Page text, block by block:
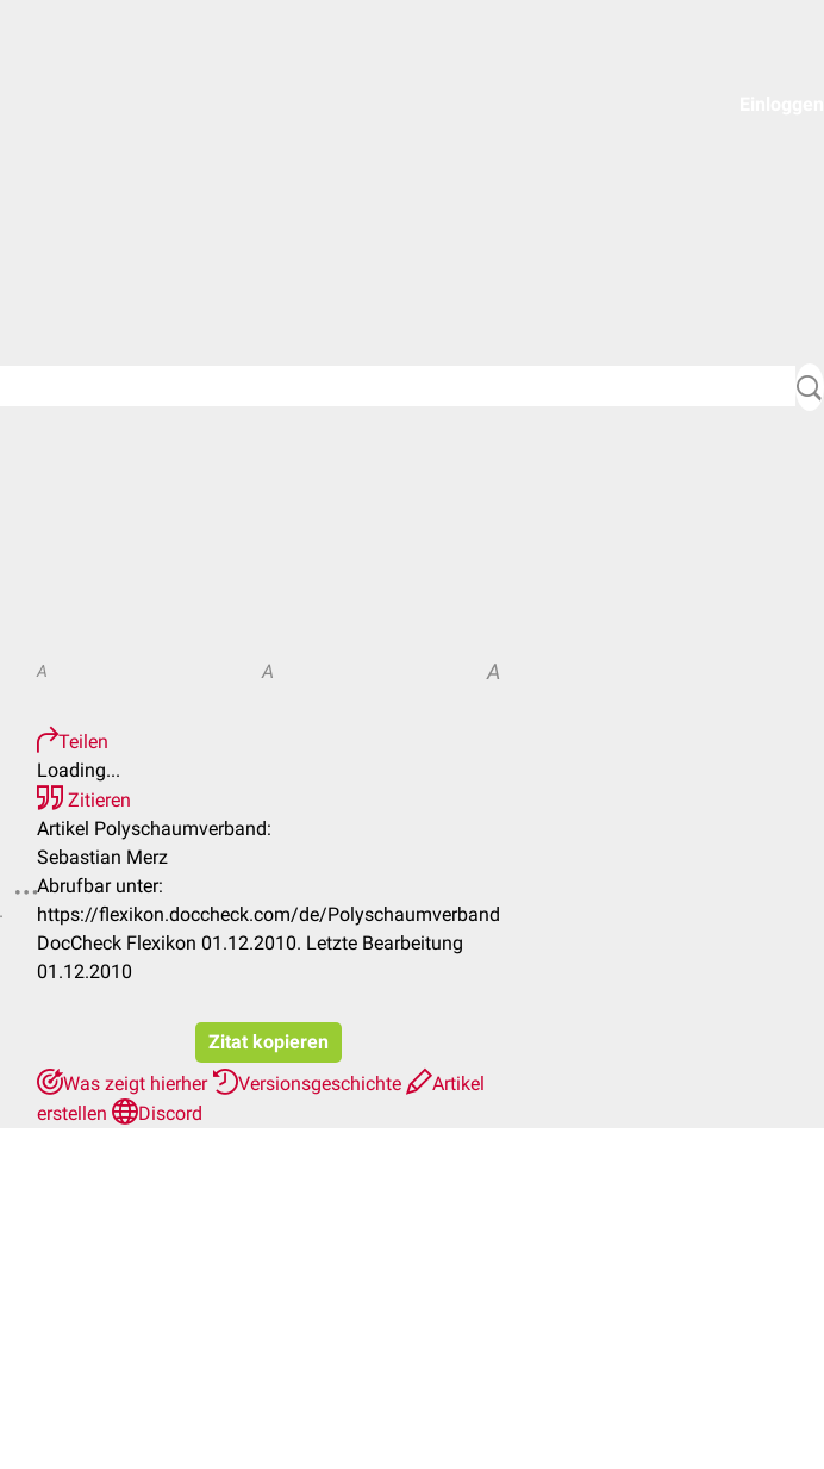
A A A
Teilen
Loading...
Zitieren
Artikel Polyschaumverband:
Sebastian Merz
Abrufbar unter:
https://flexikon.doccheck.com/de/Polyschaumverband
DocCheck Flexikon 01.12.2010. Letzte Bearbeitung
01.12.2010
Zitat kopieren
Was zeigt hierher
Versionsgeschichte
Artikel
erstellen
Discord